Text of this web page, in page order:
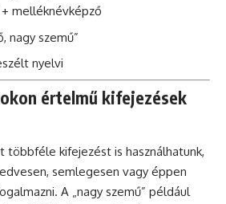
melléknévképző
nagy szemű”
nyelvi
értelmű kifejezések
többféle kifejezést is használhatunk,
semlegesen vagy éppen
A „nagy szemű” például